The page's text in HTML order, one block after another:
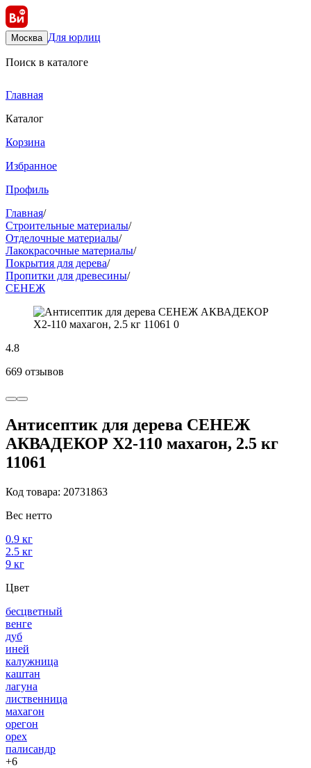
Москва Для юрлиц
Поиск в каталоге
Главная
Каталог
Корзина
Избранное
Профиль
Главная/
Строительные материалы/
Отделочные материалы/
Лакокрасочные материалы/
Покрытия для дерева/
Пропитки для древесины/
СЕНЕЖ
4.8
669 отзывов
Антисептик для дерева СЕНЕЖ
АКВАДЕКОР Х2-110 махагон, 2.5 кг
11061
Код товара: 20731863
Вес нетто
0.9 кг
2.5 кг
9 кг
Цвет
бесцветный
венге
дуб
иней
калужница
каштан
лагуна
лиственница
махагон
орегон
орех
палисандр
+6